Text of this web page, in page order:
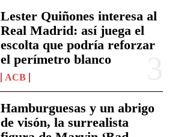
Lester Quiñones interesa al
Real Madrid: así juega el
escolta que podría reforzar
el perímetro blanco
ACB
Hamburguesas y un abrigo
de visón, la surrealista